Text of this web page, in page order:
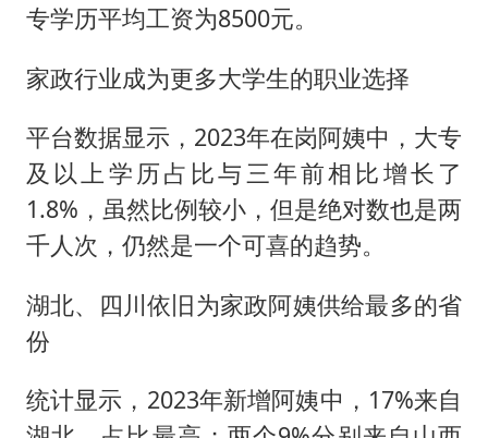
专学历平均工资为8500元。
家政行业成为更多大学生的职业选择
平台数据显示，2023年在岗阿姨中，大专
及以上学历占比与三年前相比增长了
1.8%，虽然比例较小，但是绝对数也是两
千人次，仍然是一个可喜的趋势。
湖北、四川依旧为家政阿姨供给最多的省
份
统计显示，2023年新增阿姨中，17%来自